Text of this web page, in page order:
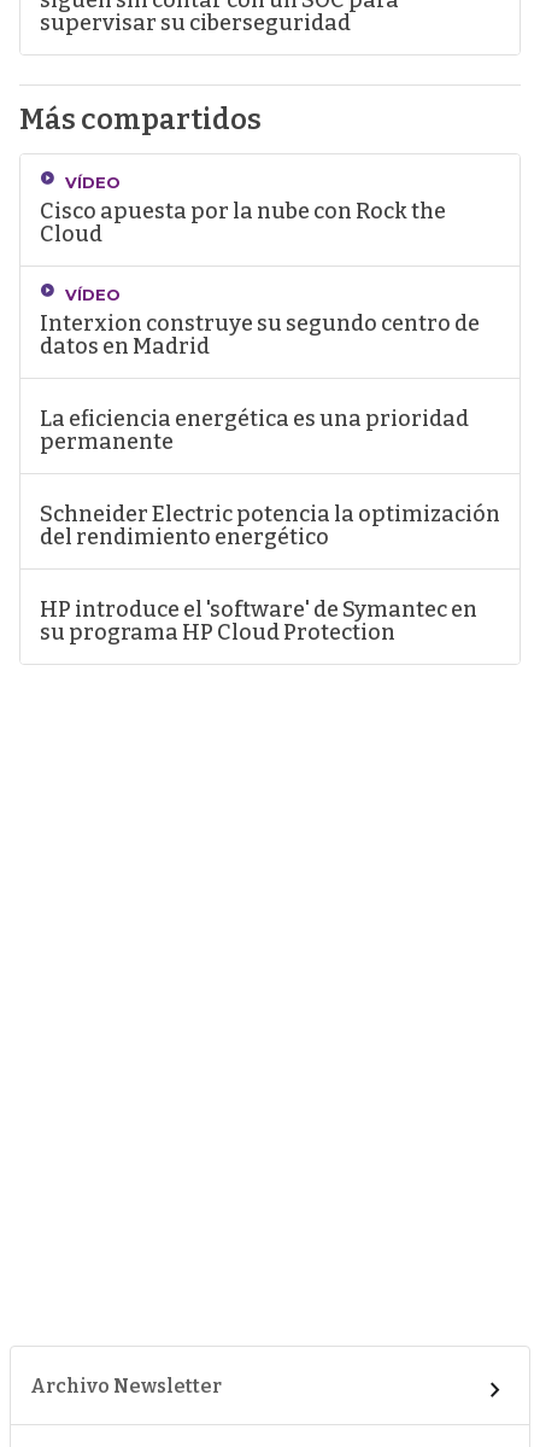
supervisar su ciberseguridad
Más compartidos
VÍDEO
Cisco apuesta por la nube con Rock the
Cloud
VÍDEO
Interxion construye su segundo centro de
datos en Madrid
La eficiencia energética es una prioridad
permanente
Schneider Electric potencia la optimización
del rendimiento energético
HP introduce el 'software' de Symantec en
su programa HP Cloud Protection
Archivo Newsletter